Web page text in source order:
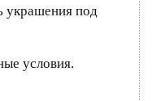
украшения под
условия.